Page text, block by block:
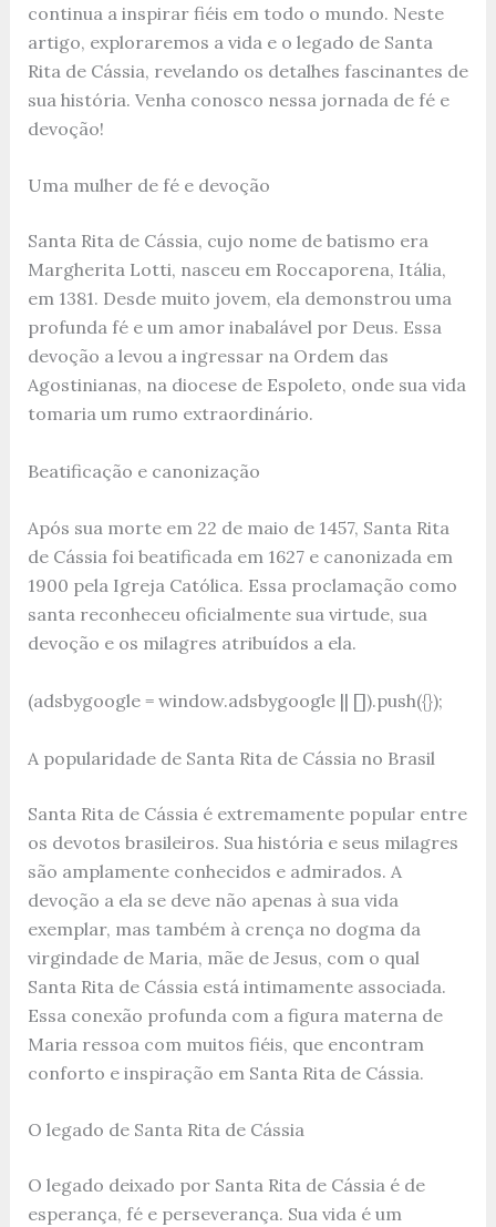
continua a inspirar fiéis em todo o mundo. Neste
artigo, exploraremos a vida e o legado de Santa
Rita de Cássia, revelando os detalhes fascinantes de
sua história. Venha conosco nessa jornada de fé e
devoção!
Uma mulher de fé e devoção
Santa Rita de Cássia, cujo nome de batismo era
Margherita Lotti, nasceu em Roccaporena, Itália,
em 1381. Desde muito jovem, ela demonstrou uma
profunda fé e um amor inabalável por Deus. Essa
devoção a levou a ingressar na Ordem das
Agostinianas, na diocese de Espoleto, onde sua vida
tomaria um rumo extraordinário.
Beatificação e canonização
Após sua morte em 22 de maio de 1457, Santa Rita
de Cássia foi beatificada em 1627 e canonizada em
1900 pela Igreja Católica. Essa proclamação como
santa reconheceu oficialmente sua virtude, sua
devoção e os milagres atribuídos a ela.
(adsbygoogle = window.adsbygoogle || []).push({});
A popularidade de Santa Rita de Cássia no Brasil
Santa Rita de Cássia é extremamente popular entre
os devotos brasileiros. Sua história e seus milagres
são amplamente conhecidos e admirados. A
devoção a ela se deve não apenas à sua vida
exemplar, mas também à crença no dogma da
virgindade de Maria, mãe de Jesus, com o qual
Santa Rita de Cássia está intimamente associada.
Essa conexão profunda com a figura materna de
Maria ressoa com muitos fiéis, que encontram
conforto e inspiração em Santa Rita de Cássia.
O legado de Santa Rita de Cássia
O legado deixado por Santa Rita de Cássia é de
esperança, fé e perseverança. Sua vida é um